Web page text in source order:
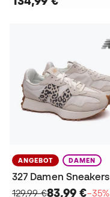
ANGEBOT DAMEN
327 Damen Sneakers
129,99 €83,99 €−35%